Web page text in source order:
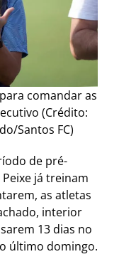
comandar as
(Crédito:
Santos FC)
de pré-
já treinam
as atletas
interior
13 dias no
último domingo.